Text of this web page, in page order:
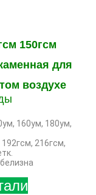
150гсм
для
воздухе
160ум, 180ум,
216гсм,